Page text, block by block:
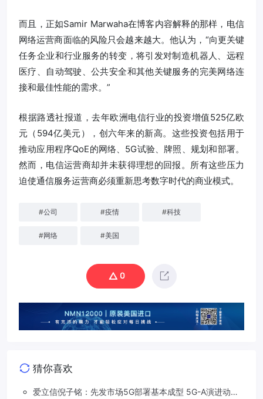
而且，正如Samir Marwaha在博客内容解释的那样，电信
网络运营商面临的风险只会越来越大。他认为，“向更关键
任务企业和行业服务的转变，将引发对制造机器人、远程
医疗、自动驾驶、公共安全和其他关键服务的完美网络连
接和最佳性能的需求。”
根据路透社报道，去年欧洲电信行业的投资增值525亿欧
元（594亿美元），创六年来的新高。这些投资包括用于
推动应用程序QoE的网络、5G试验、牌照、规划和部署。
然而，电信运营商却并未获得理想的回报。所有这些压力
迫使通信服务运营商必须重新思考数字时代的商业模式。
#公司 #疫情 #科技
#网络 #美国
0
猜你喜欢
爱立信倪子铭：先发市场5G部署基本成型 5G-A演进动能